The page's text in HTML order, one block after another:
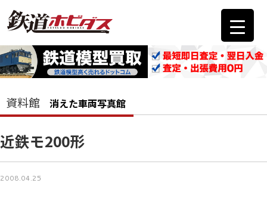
資料館 消えた車両写真館
近鉄モ200形
2008.04.25